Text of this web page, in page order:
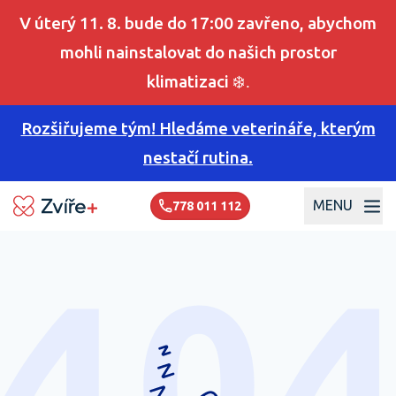
V úterý 11. 8. bude do 17:00 zavřeno, abychom
mohli nainstalovat do našich prostor
klimatizaci ❄️.
Rozšiřujeme tým! Hledáme veterináře, kterým
nestačí rutina.
MENU
778 011 112